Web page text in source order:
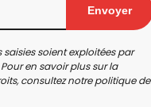
Envoyer
soient exploitées par
en savoir plus sur la
consultez notrepolitique de